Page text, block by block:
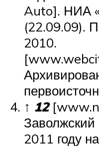
Auto]. НИА
(22.09.09).
2010.
↑ 12
2011 году